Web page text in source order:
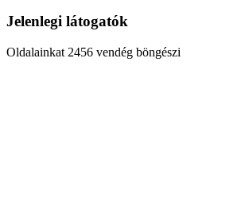
Jelenlegi látogatók
Oldalainkat 2456 vendég böngészi